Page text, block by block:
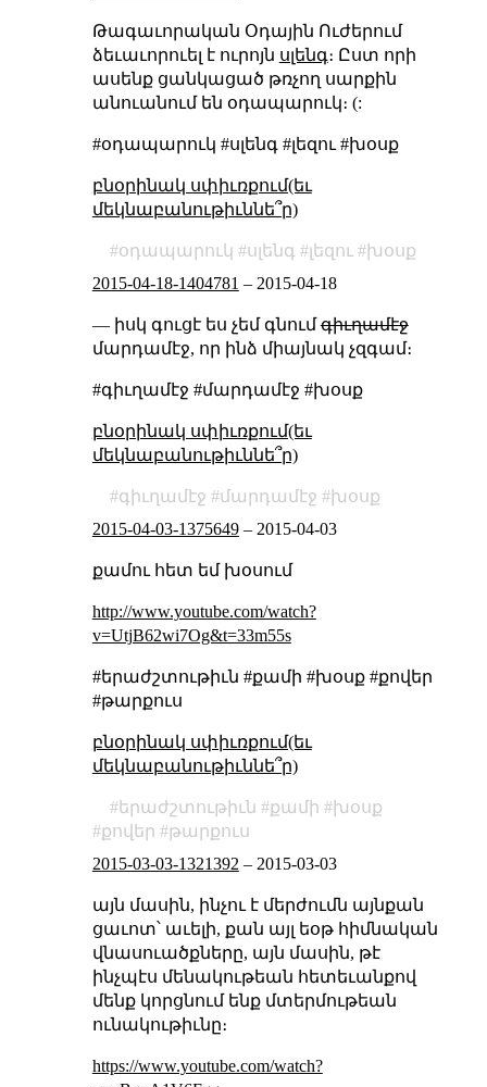
Թագաւորական Օդային Ուժերում
ձեւաւորուել է ուրոյն սլենգ։ Ըստ որի
ասենք ցանկացած թռչող սարքին
անուանում են օդապարուկ։ (:
#օդապարուկ #սլենգ #լեզու #խօսք
բնօրինակ սփիւռքում(եւ
մեկնաբանութիւննե՞ր)
օդապարուկ սլենգ լեզու
խօսք
2015-04-18-1404781 – 2015-04-18
— իսկ գուցէ ես չեմ գնումգիւղամէջ
մարդամէջ, որ ինձ միայնակ չզգամ։
#գիւղամէջ #մարդամէջ #խօսք
բնօրինակ սփիւռքում(եւ
մեկնաբանութիւննե՞ր)
գիւղամէջ մարդամէջ
խօսք
2015-04-03-1375649– 2015-04-03
քամու հետ եմ խօսում
http://www.youtube.com/watch?
v=UtjB62wi7Og&t=33m55s
#երաժշտութիւն #քամի #խօսք #քովեր
#թարքուս
բնօրինակ սփիւռքում(եւ
մեկնաբանութիւննե՞ր)
երաժշտութիւն քամի
խօսք
քովեր
թարքուս
2015-03-03-1321392 – 2015-03-03
այն մասին, ինչու է մերժումն այնքան
ցաւոտ՝ աւելի, քան այլ եօթ հիմնական
վնասուածքները, այն մասին, թէ
ինչպէս մենակութեան հետեւանքով
մենք կորցնում ենք մտերմութեան
ունակութիւնը։
https://www.youtube.com/watch?